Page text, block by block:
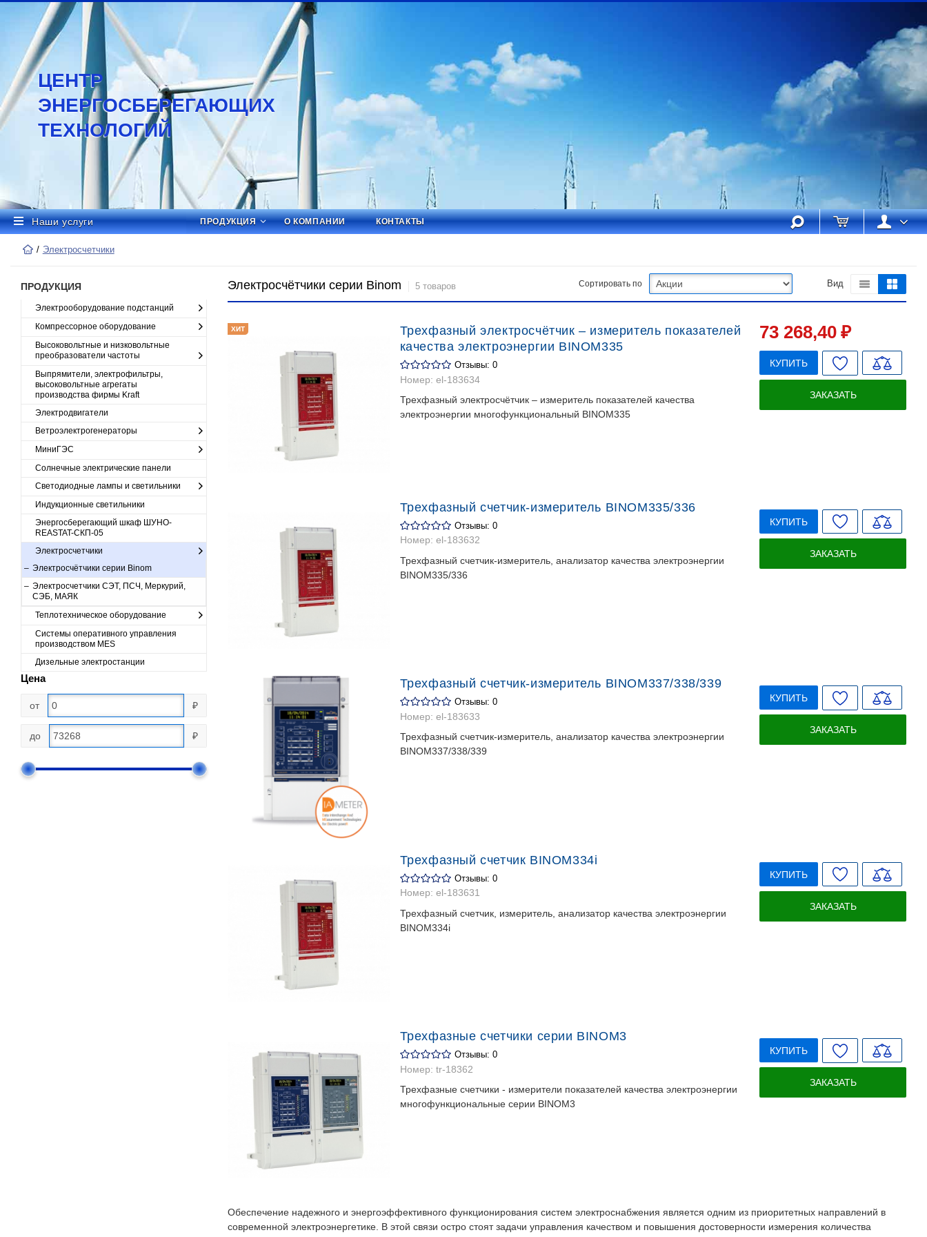
ЦЕНТР
ЭНЕРГОСБЕРЕГАЮЩИХ
ТЕХНОЛОГИЙ
Наши услуги ПРОДУКЦИЯ О КОМПАНИИ КОНТАКТЫ
Электросчетчики
ПРОДУКЦИЯ
Электрооборудование подстанций
Компрессорное оборудование
Высоковольтные и низковольтные
преобразователи частоты
Выпрямители, электрофильтры,
высоковольтные агрегаты
производства фирмы Kraft
Электродвигатели
Ветроэлектрогенераторы
МиниГЭС
Солнечные электрические панели
Светодиодные лампы и светильники
Индукционные светильники
Энергосберегающий шкаф ШУНО-
REASTAT-СКП-05
Электросчетчики
Электросчётчики серии Binom
Электросчетчики СЭТ, ПСЧ, Меркурий,
СЭБ, МАЯК
Теплотехническое оборудование
Cистемы оперативного управления
производством MES
Дизельные электростанции
Цена
от ₽
до ₽
Электросчётчики серии Binom 5 товаров Сортировать по Вид
ХИТ
Трехфазный электросчётчик – измеритель показателей
качества электроэнергии BINOM335
Отзывы: 0
Номер: el-183634
Трехфазный электросчётчик – измеритель показателей качества
электроэнергии многофункциональный BINOM335
73 268,40 ₽
КУПИТЬ
ЗАКАЗАТЬ
Трехфазный счетчик-измеритель BINOM335/336
Отзывы: 0
Номер: el-183632
Трехфазный счетчик-измеритель, анализатор качества электроэнергии
BINOM335/336
КУПИТЬ
ЗАКАЗАТЬ
Трехфазный счетчик-измеритель BINOM337/338/339
Отзывы: 0
Номер: el-183633
Трехфазный счетчик-измеритель, анализатор качества электроэнергии
BINOM337/338/339
КУПИТЬ
ЗАКАЗАТЬ
Трехфазный счетчик BINOM334i
Отзывы: 0
Номер: el-183631
Трехфазный счетчик, измеритель, анализатор качества электроэнергии
BINOM334i
КУПИТЬ
ЗАКАЗАТЬ
Трехфазные счетчики серии BINOM3
Отзывы: 0
Номер: tr-18362
Трехфазные счетчики - измерители показателей качества электроэнергии
многофункциональные серии BINOM3
КУПИТЬ
ЗАКАЗАТЬ
Обеспечение надежного и энергоэффективного функционирования систем электроснабжения является одним из приоритетных направлений в
современной электроэнергетике. В этой связи остро стоят задачи управления качеством и повышения достоверности измерения количества